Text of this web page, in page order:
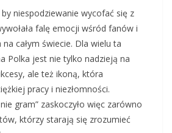
niespodziewanie wycofać się z
falę emocji wśród fanów i
całym świecie. Dla wielu ta
Polka jest nie tylko nadzieją na
ale też ikoną, która
pracy i niezłomności.
gram” zaskoczyło więc zarówno
którzy starają się zrozumieć